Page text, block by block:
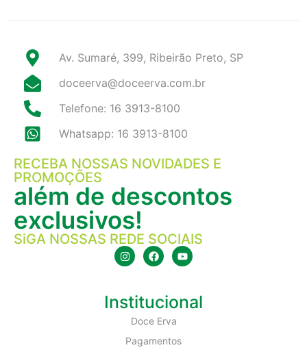
Av. Sumaré, 399, Ribeirão Preto, SP
doceerva@doceerva.com.br
Telefone: 16 3913-8100
Whatsapp: 16 3913-8100
RECEBA NOSSAS NOVIDADES E
PROMOÇÕES
além de descontos
exclusivos!
SiGA NOSSAS REDE SOCIAIS
Institucional
Doce Erva
Pagamentos